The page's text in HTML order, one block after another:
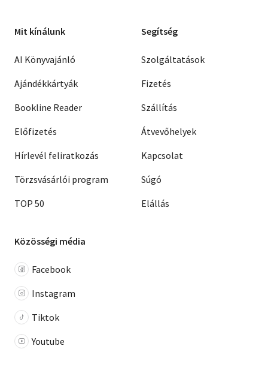
Mit kínálunk
AI Könyvajánló
Ajándékkártyák
Bookline Reader
Előfizetés
Hírlevél feliratkozás
Törzsvásárlói program
TOP 50
Segítség
Szolgáltatások
Fizetés
Szállítás
Átvevőhelyek
Kapcsolat
Súgó
Elállás
Közösségi média
Facebook
Instagram
Tiktok
Youtube